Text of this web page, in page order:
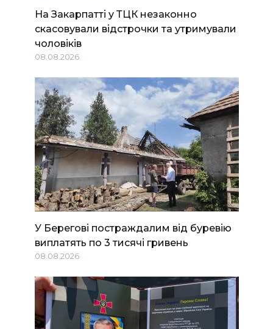
На Закарпатті у ТЦК незаконно
скасовували відстрочки та утримували
чоловіків
08.08.2026
У Берегові постраждалим від буревію
виплатять по 3 тисячі гривень
08.08.2026